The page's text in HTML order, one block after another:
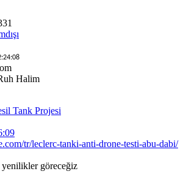
Tank Projesi
tr/leclerc-tanki-anti-drone-testi-abu-dabi/
yenilikler göreceğiz